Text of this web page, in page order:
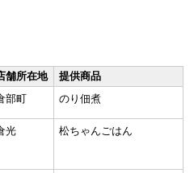
舗所在地
提供商品
部町 のり佃煮
光 松ちゃんごはん